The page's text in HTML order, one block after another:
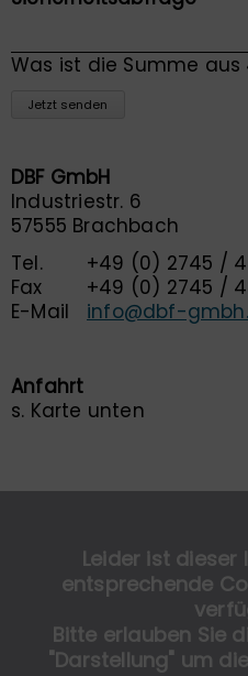
Was ist die Summe aus
Jetzt senden
DBF GmbH
Industriestr. 6
57555 Brachbach
Tel.
+49 (0) 2745 /
Fax
+49 (0) 2745 /
E-Mail info@dbf-
Anfahrt
s. Karte unten
Leider ist
entsprechende
Bitte erlauben Sie
"Darstellung" um